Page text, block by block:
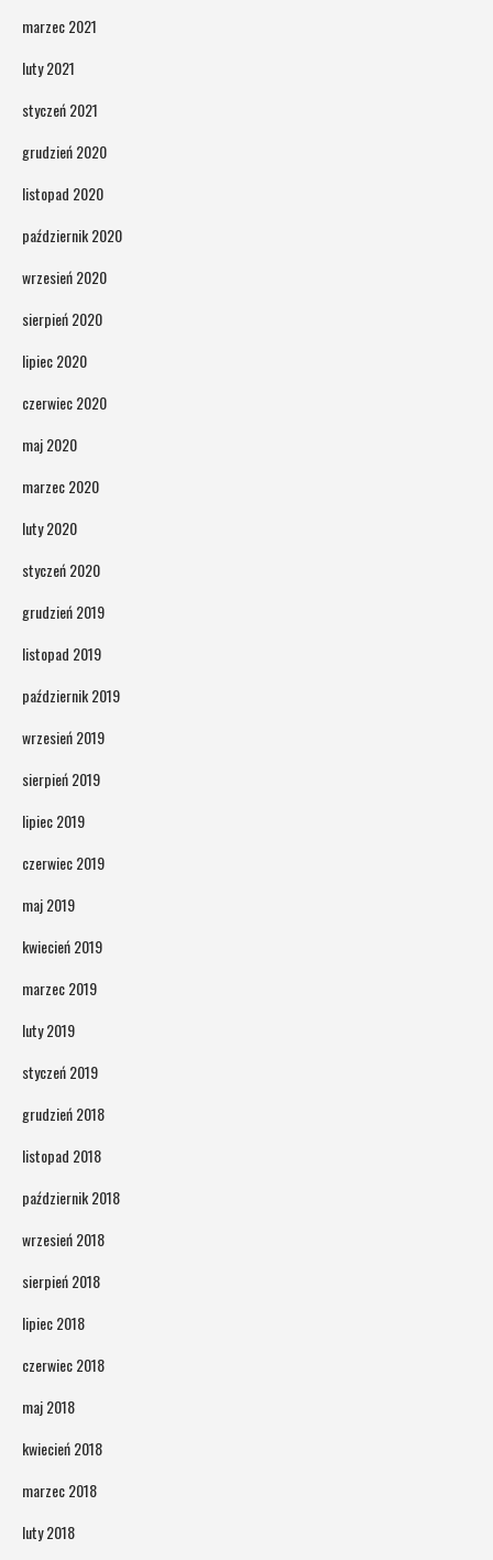
marzec 2021
luty 2021
styczeń 2021
grudzień 2020
listopad 2020
październik 2020
wrzesień 2020
sierpień 2020
lipiec 2020
czerwiec 2020
maj 2020
marzec 2020
luty 2020
styczeń 2020
grudzień 2019
listopad 2019
październik 2019
wrzesień 2019
sierpień 2019
lipiec 2019
czerwiec 2019
maj 2019
kwiecień 2019
marzec 2019
luty 2019
styczeń 2019
grudzień 2018
listopad 2018
październik 2018
wrzesień 2018
sierpień 2018
lipiec 2018
czerwiec 2018
maj 2018
kwiecień 2018
marzec 2018
luty 2018